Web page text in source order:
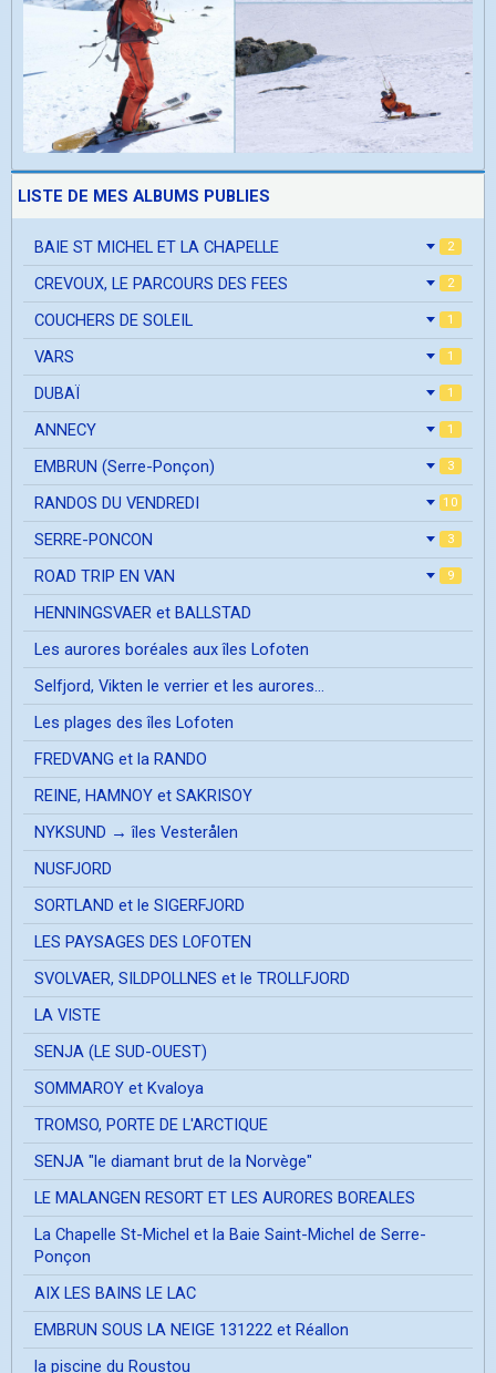
LISTE DE MES ALBUMS PUBLIES
BAIE ST MICHEL ET LA CHAPELLE 2
CREVOUX, LE PARCOURS DES FEES 2
COUCHERS DE SOLEIL 1
VARS 1
DUBAÏ 1
ANNECY 1
EMBRUN (Serre-Ponçon) 3
RANDOS DU VENDREDI 10
SERRE-PONCON 3
ROAD TRIP EN VAN 9
HENNINGSVAER et BALLSTAD
Les aurores boréales aux îles Lofoten
Selfjord, Vikten le verrier et les aurores...
Les plages des îles Lofoten
FREDVANG et la RANDO
REINE, HAMNOY et SAKRISOY
NYKSUND → îles Vesterålen
NUSFJORD
SORTLAND et le SIGERFJORD
LES PAYSAGES DES LOFOTEN
SVOLVAER, SILDPOLLNES et le TROLLFJORD
LA VISTE
SENJA (LE SUD-OUEST)
SOMMAROY et Kvaloya
TROMSO, PORTE DE L'ARCTIQUE
SENJA "le diamant brut de la Norvège"
LE MALANGEN RESORT ET LES AURORES BOREALES
La Chapelle St-Michel et la Baie Saint-Michel de Serre-
Ponçon
AIX LES BAINS LE LAC
EMBRUN SOUS LA NEIGE 131222 et Réallon
la piscine du Roustou